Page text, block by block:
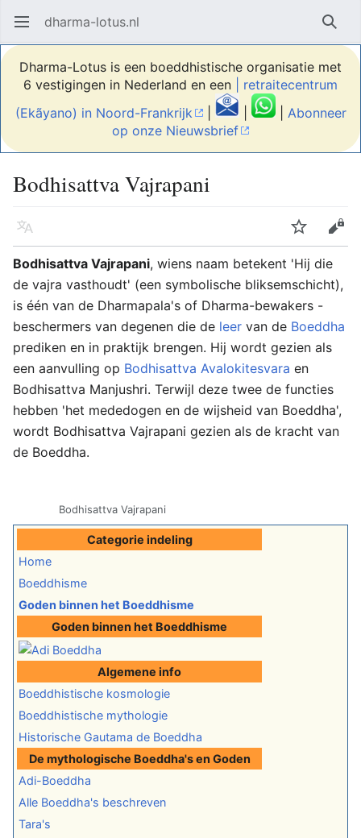
Hoofdmenu openen dharma-lotus.nl
Dharma-Lotus is een boeddhistische organisatie met
6 vestigingen in Nederland en een
| retraitecentrum
(Ekãyano) in Noord-Frankrijk
| | Abonneer
op onze Nieuwsbrief
Bodhisattva Vajrapani
Taal Volgen
Bewerken
Bodhisattva Vajrapani, wiens naam betekent 'Hij die
de vajra vasthoudt' (een symbolische bliksemschicht),
is één van de Dharmapala's of Dharma-bewakers -
beschermers van degenen die de leer van de Boeddha
prediken en in praktijk brengen. Hij wordt gezien als
een aanvulling op Bodhisattva Avalokitesvara en
Bodhisattva Manjushri. Terwijl deze twee de functies
hebben 'het mededogen en de wijsheid van Boeddha',
wordt Bodhisattva Vajrapani gezien als de kracht van
de Boeddha.
Bodhisattva Vajrapani
Categorie indeling
Home
Boeddhisme
Goden binnen het Boeddhisme
Goden binnen het Boeddhisme
Algemene info
Boeddhistische kosmologie
Boeddhistische mythologie
Historische Gautama de Boeddha
De mythologische Boeddha's en Goden
Adi-Boeddha
Alle Boeddha's beschreven
Tara's